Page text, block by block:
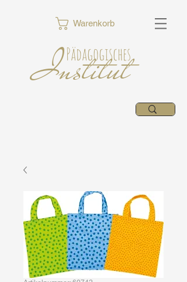
Warenkorb
Pädagogisches
Institut